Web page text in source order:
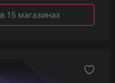
в 15 магазинах